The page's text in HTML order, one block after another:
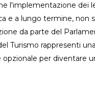
l'implementazione dei
e a lungo termine,
da parte del
Turismo rappresenti
opzionale per diventare